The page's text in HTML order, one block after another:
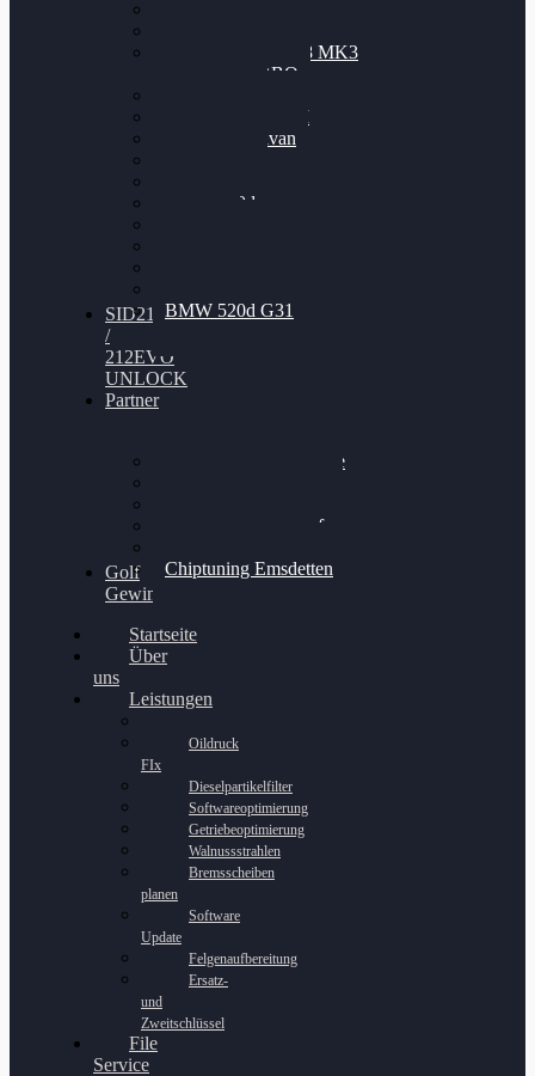
Nissan GT-R35 3.8 MK3
V6 TWINTURBO
VW Passat 2.0TDI
VW T6 Multivan
BMW 120d
BMW 520d G31
SID212
/
212EVO
UNLOCK
Partner
Bilgenroth Performance
Chiptuning Schüttorf
Chiptuning Emsdetten
Golf
Gewinnspiel
Startseite
Über
uns
Leistungen
Oildruck
FIx
Dieselpartikelfilter
Softwareoptimierung
Getriebeoptimierung
Walnussstrahlen
Bremsscheiben
planen
Software
Update
Felgenaufbereitung
Ersatz-
und
Zweitschlüssel
File
Service